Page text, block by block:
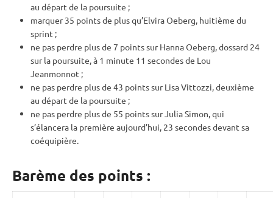
au départ de la poursuite ;
marquer 35 points de plus qu’Elvira Oeberg, huitième du
sprint ;
ne pas perdre plus de 7 points sur Hanna Oeberg, dossard 24
sur la poursuite, à 1 minute 11 secondes de Lou
Jeanmonnot ;
ne pas perdre plus de 43 points sur Lisa Vittozzi, deuxième
au départ de la poursuite ;
ne pas perdre plus de 55 points sur Julia Simon, qui
s’élancera la première aujourd’hui, 23 secondes devant sa
coéquipière.
Barème des points :